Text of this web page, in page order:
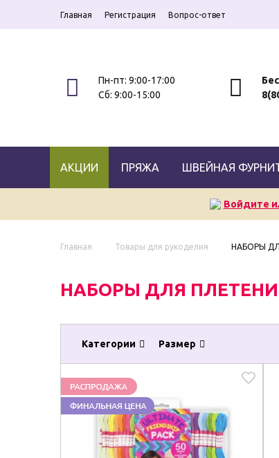
Главная Регистрация Вопрос-ответ
Пн-пт: 9:00-17:00
Сб: 9:00-15:00
АКЦИИ ПРЯЖА ШВЕЙНАЯ
Войдите
Главная Товары для рукоделия НАБОРЫ
НАБОРЫ ДЛЯ
Категории Размер